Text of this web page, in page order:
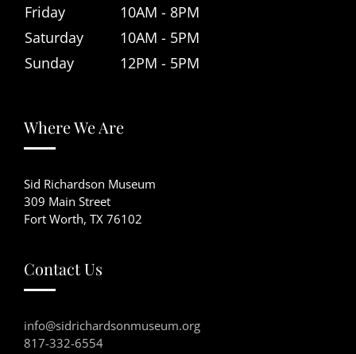
Friday
10AM - 8PM
Saturday
10AM - 5PM
Sunday
12PM - 5PM
Where We Are
Sid Richardson Museum
309 Main Street
Fort Worth, TX 76102
Contact Us
info@sidrichardsonmuseum.org
817-332-6554